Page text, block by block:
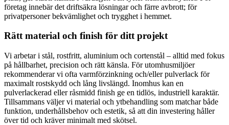
företag innebär det driftsäkra lösningar och färre avbrott; för
privatpersoner bekvämlighet och trygghet i hemmet.
Rätt material och finish för ditt projekt
Vi arbetar i stål, rostfritt, aluminium och cortenstål – alltid med fokus
på hållbarhet, precision och rätt känsla. För utomhusmiljöer
rekommenderar vi ofta varmförzinkning och/eller pulverlack för
maximalt rostskydd och lång livslängd. Inomhus kan en
pulverlackerad eller råsmidd finish ge en tidlös, industriell karaktär.
Tillsammans väljer vi material och ytbehandling som matchar både
funktion, underhållsbehov och estetik, så att din investering håller
över tid och kräver minimalt med skötsel.